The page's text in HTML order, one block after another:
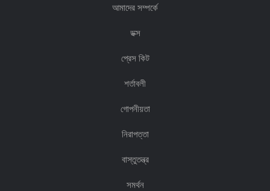
আমাদের সম্পর্কে
ডক্স
প্রেস কিট
শর্তাবলী
গোপনীয়তা
নিরাপত্তা
বাস্তুতন্ত্র
সমর্থন